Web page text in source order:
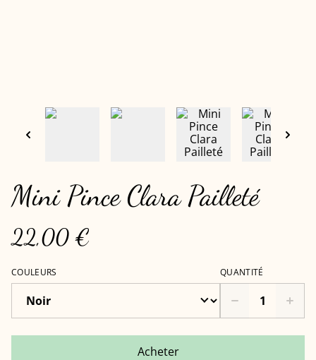
Mini Pince Clara Pailleté
22,00 €
COULEURS QUANTITÉ
Acheter